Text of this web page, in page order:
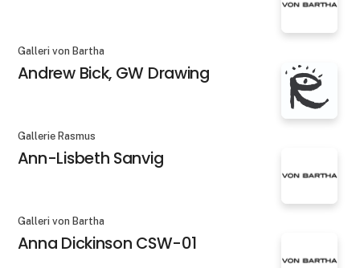
Galleri von Bartha
Andrew Bick, GW Drawing
Gallerie Rasmus
Ann-Lisbeth Sanvig
Galleri von Bartha
Anna Dickinson CSW-01